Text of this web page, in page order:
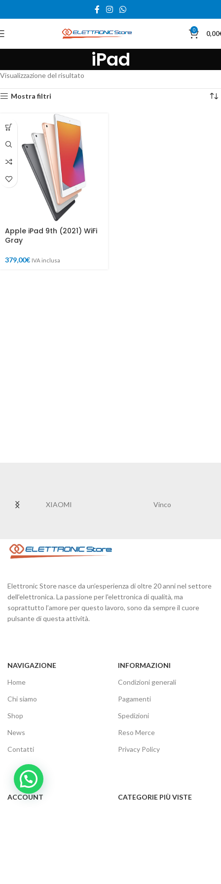
0 0,00
iPad
Visualizzazione del risultato
Mostra filtri
Apple iPad 9th (2021) WiFi
Gray
379,00€ IVA inclusa
XIAOMI Vinco
Elettronic Store nasce da un’esperienza di oltre 20 anni nel settore
dell'elettronica. La passione per l'elettronica di qualità, ma
soprattutto l’amore per questo lavoro, sono da sempre il cuore
pulsante di questa attività.
NAVIGAZIONE
Home
Chi siamo
Shop
News
Contatti
INFORMAZIONI
Condizioni generali
Pagamenti
Spedizioni
Reso Merce
Privacy Policy
ACCOUNT
CATEGORIE PIÙ VISTE